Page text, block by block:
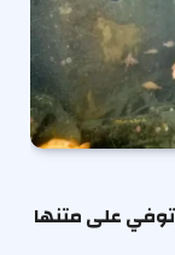
على متنها